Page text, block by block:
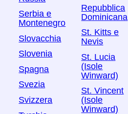
Serbia e
Montenegro
Slovacchia
Slovenia
Spagna
Svezia
Svizzera
Repubblica
Dominicana
St. Kitts e
Nevis
St. Lucia
(Isole
Winward)
St. Vincent
(Isole
Winward)